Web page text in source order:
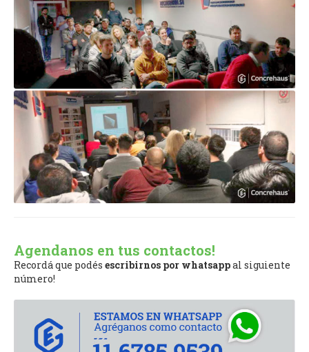
Agendanos en tus contactos!
Recordá que podés escribirnos por whatsappal siguiente
número!